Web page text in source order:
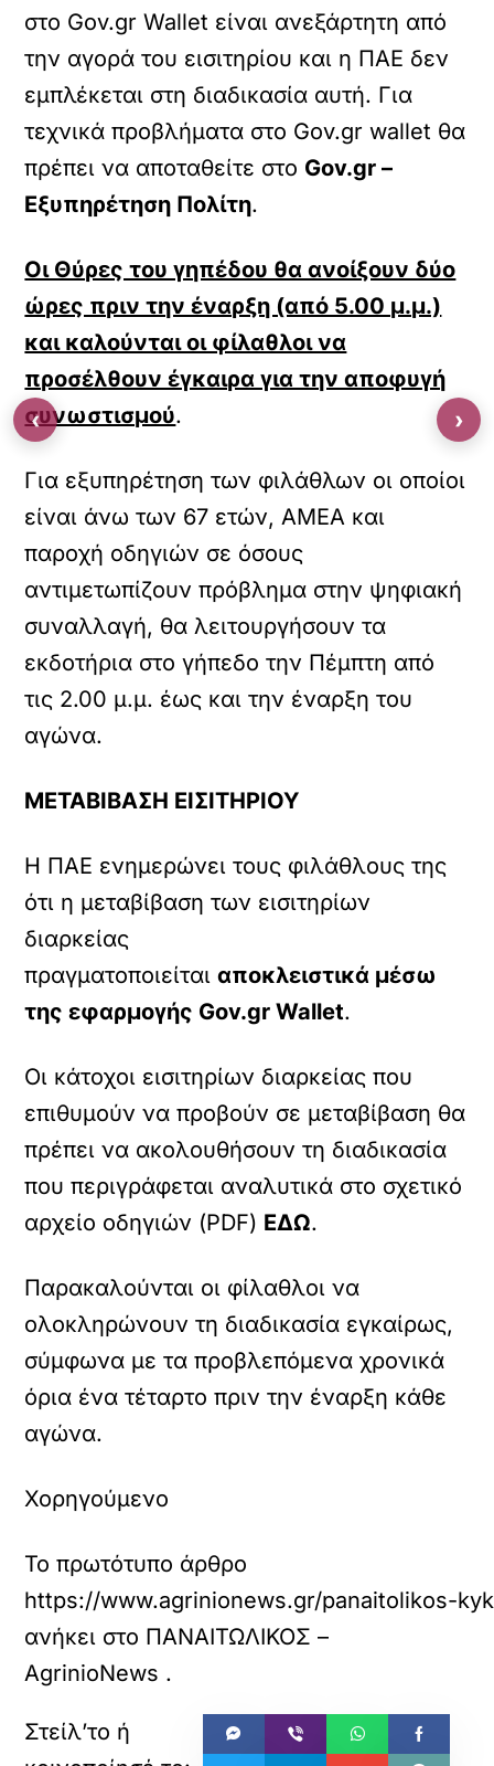
στο Gov.gr Wallet είναι ανεξάρτητη από
την αγορά του εισιτηρίου και η ΠΑΕ δεν
εμπλέκεται στη διαδικασία αυτή. Για
τεχνικά προβλήματα στο Gov.gr wallet θα
πρέπει να αποταθείτε στο Gov.gr –
Εξυπηρέτηση Πολίτη.
Οι Θύρες του γηπέδου θα ανοίξουν δύο
ώρες πριν την έναρξη (από 5.00 μ.μ.)
και καλούνται οι φίλαθλοι να
προσέλθουν έγκαιρα για την αποφυγή
συνωστισμού.
Για εξυπηρέτηση των φιλάθλων οι οποίοι
είναι άνω των 67 ετών, ΑΜΕΑ και
παροχή οδηγιών σε όσους
αντιμετωπίζουν πρόβλημα στην ψηφιακή
συναλλαγή, θα λειτουργήσουν τα
εκδοτήρια στο γήπεδο την Πέμπτη από
τις 2.00 μ.μ. έως και την έναρξη του
αγώνα.
ΜΕΤΑΒΙΒΑΣΗ ΕΙΣΙΤΗΡΙΟΥ
Η ΠΑΕ ενημερώνει τους φιλάθλους της
ότι η μεταβίβαση των εισιτηρίων
διαρκείας
πραγματοποιείταιαποκλειστικά μέσω
της εφαρμογής Gov.gr Wallet.
Οι κάτοχοι εισιτηρίων διαρκείας που
επιθυμούν να προβούν σε μεταβίβαση θα
πρέπει να ακολουθήσουν τη διαδικασία
που περιγράφεται αναλυτικά στο σχετικό
αρχείο οδηγιών (PDF) ΕΔΩ.
Παρακαλούνται οι φίλαθλοι να
ολοκληρώνουν τη διαδικασία εγκαίρως,
σύμφωνα με τα προβλεπόμενα χρονικά
όρια ένα τέταρτο πριν την έναρξη κάθε
αγώνα.
Χορηγούμενο
Το πρωτότυπο άρθρο
https://www.agrinionews.gr/panaitolikos-
ανήκει στο ΠΑΝΑΙΤΩΛΙΚΟΣ –
AgrinioNews .
‹ ›